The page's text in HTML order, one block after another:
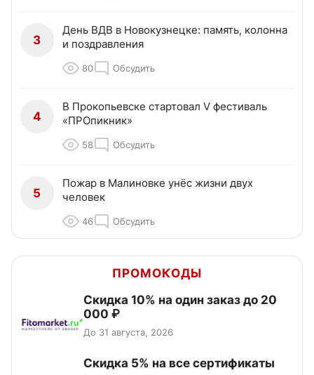
3
День ВДВ в Новокузнецке: память, колонна
и поздравления
80 Обсудить
4
В Прокопьевске стартовал V фестиваль
«ПРОпикник»
58 Обсудить
5
Пожар в Малиновке унёс жизни двух
человек
46 Обсудить
ПРОМОКОДЫ
Скидка 10% на один заказ до 20
000 ₽
До 31 августа, 2026
Скидка 5% на все сертификаты